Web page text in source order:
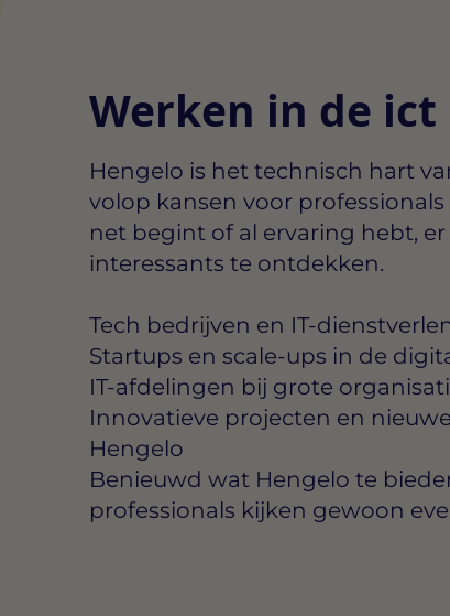
Werken in de
Hengelo is het technisch hart
volop kansen voor professionals
net begint of al ervaring hebt, er
interessants te ontdekken.
Tech bedrijven en IT-
Startups en scale-ups in de
IT-afdelingen bij grote
Innovatieve projecten en
Hengelo
Benieuwd wat Hengelo te
professionals kijken gewoon